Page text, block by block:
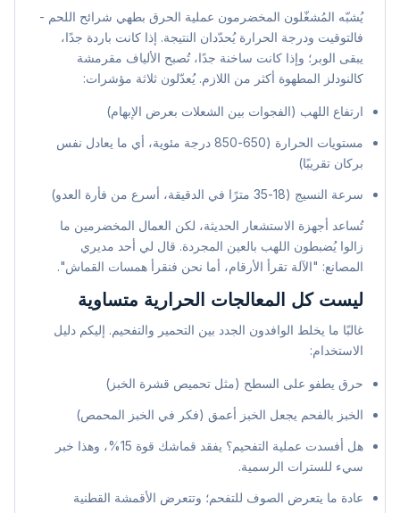
يُشبّه المُشغّلون المخضرمون عملية الحرق بطهي شرائح اللحم -
فالتوقيت ودرجة الحرارة يُحدّدان النتيجة. إذا كانت باردة جدًا،
يبقى الوبر؛ وإذا كانت ساخنة جدًا، تُصبح الألياف مقرمشة
كالنودلز المطهوة أكثر من اللازم. يُعدّلون ثلاثة مؤشرات:
ارتفاع اللهب (الفجوات بين الشعلات بعرض الإبهام)
مستويات الحرارة (650-850 درجة مئوية، أي ما يعادل نفس
بركان تقريبًا)
سرعة النسيج (18-35 مترًا في الدقيقة، أسرع من فأرة العدو)
تُساعد أجهزة الاستشعار الحديثة، لكن العمال المخضرمين ما
زالوا يُضبطون اللهب بالعين المجردة. قال لي أحد مديري
المصانع: "الآلة تقرأ الأرقام، أما نحن فنقرأ همسات القماش".
ليست كل المعالجات الحرارية متساوية
غالبًا ما يخلط الوافدون الجدد بين التحمير والتفحيم. إليكم دليل
الاستخدام:
حرق يطفو على السطح (مثل تحميص قشرة الخبز)
الخبز بالفحم يجعل الخبز أعمق (فكر في الخبز المحمص)
هل أفسدت عملية التفحيم؟ يفقد قماشك قوة 15%، وهذا خبر
سيء للسترات الرسمية.
عادة ما يتعرض الصوف للتفحم؛ وتتعرض الأقمشة القطنية